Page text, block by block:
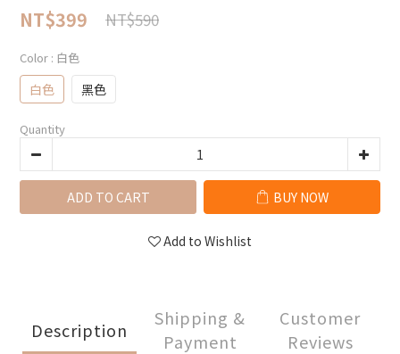
NT$399 NT$590
Color : 白色
白色 黑色
Quantity
ADD TO CART BUY NOW
Add to Wishlist
Description
Shipping &
Payment
Customer
Reviews